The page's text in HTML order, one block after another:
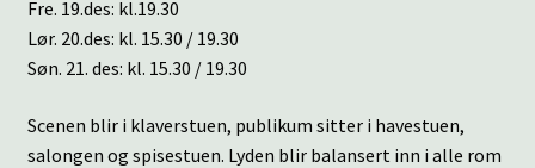
Fre. 19.des: kl.19.30
Lør. 20.des: kl. 15.30 / 19.30
Søn. 21. des: kl. 15.30 / 19.30
Scenen blir i klaverstuen, publikum sitter i havestuen,
salongen og spisestuen. Lyden blir balansert inn i alle rom